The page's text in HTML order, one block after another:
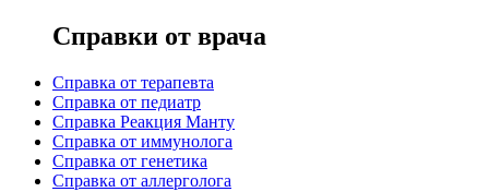
Справки от врача
Справка от терапевта
Справка от педиатр
Cправка Реакция Манту
Cправка от иммунолога
Cправка от генетика
Cправка от аллерголога